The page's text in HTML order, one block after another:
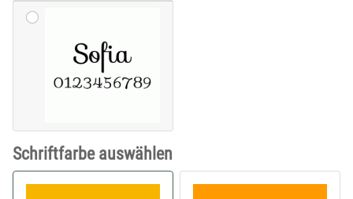
Schriftfarbe auswählen